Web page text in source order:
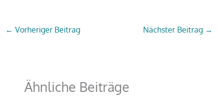
← Vorheriger Beitrag Nächster Beitrag →
Ähnliche Beiträge